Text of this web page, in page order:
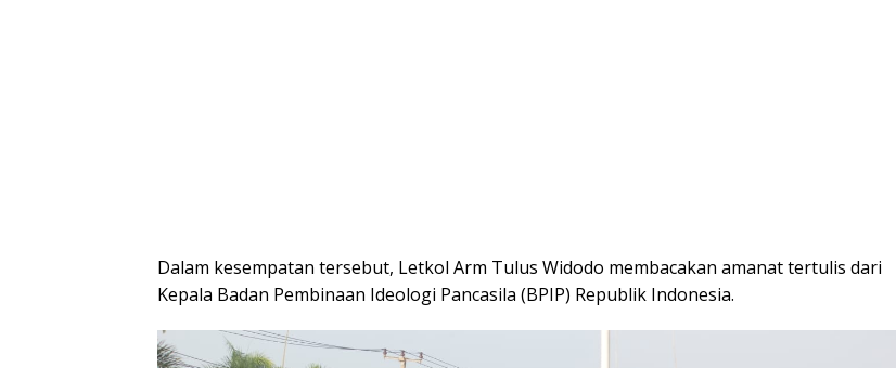
​Dalam kesempatan tersebut, Letkol Arm Tulus Widodo membacakan amanat tertulis dari
Kepala Badan Pembinaan Ideologi Pancasila (BPIP) Republik Indonesia.